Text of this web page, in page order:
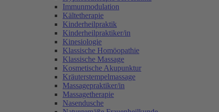
Immunmodulation
Kältetherapie
Kinderheilpraktik
Kinderheilpraktiker/in
Kinesiologie
Klassische Homöopathie
Klassische Massage
Kosmetische Akupunktur
Kräuterstempelmassage
Massagepraktiker/in
Massagetherapie
Nasendusche